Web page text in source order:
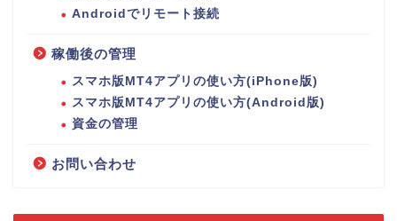
Androidでリモート接続
稼働後の管理
スマホ版MT4アプリの使い方(iPhone版)
スマホ版MT4アプリの使い方(Android版)
資金の管理
お問い合わせ